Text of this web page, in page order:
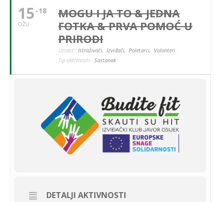
15
OŽU
18
MOGU I JA TO & JEDNA
FOTKA & PRVA POMOĆ U
PRIRODI
Uzrast: Istraživači, Izviđači, Poletarci, Volonteri
Tip aktivnosti: Sastanak
DETALJI AKTIVNOSTI